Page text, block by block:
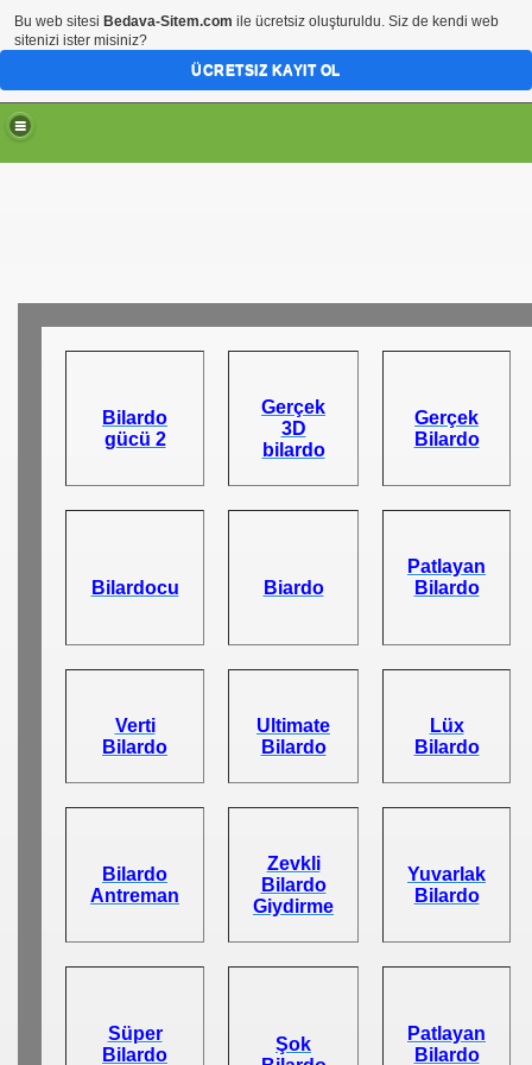
Bilardo
gücü 2
Gerçek
3D
bilardo
Gerçek
Bilardo
Bilardocu Biardo
Patlayan
Bilardo
Verti
Bilardo
Ultimate
Bilardo
Lüx
Bilardo
Bilardo
Antreman
Zevkli
Bilardo
Giydirme
Yuvarlak
Bilardo
Süper
Bilardo
Şok
Patlayan
Bilardo
Bu web sitesi Bedava-Sitem.com ile ücretsiz oluşturuldu. Siz de kendi web
sitenizi ister misiniz?
ÜCRETSIZ KAYIT OL